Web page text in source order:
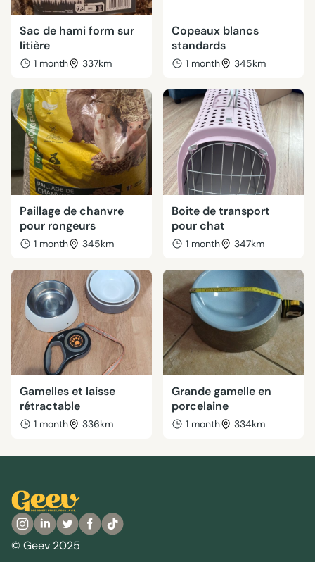
Sac de hami form sur
litière
1 month 337km
Copeaux blancs
standards
1 month 345km
Paillage de chanvre
pour rongeurs
1 month 345km
Boite de transport
pour chat
1 month 347km
Gamelles et laisse
rétractable
1 month 336km
Grande gamelle en
porcelaine
1 month 334km
© Geev 2025